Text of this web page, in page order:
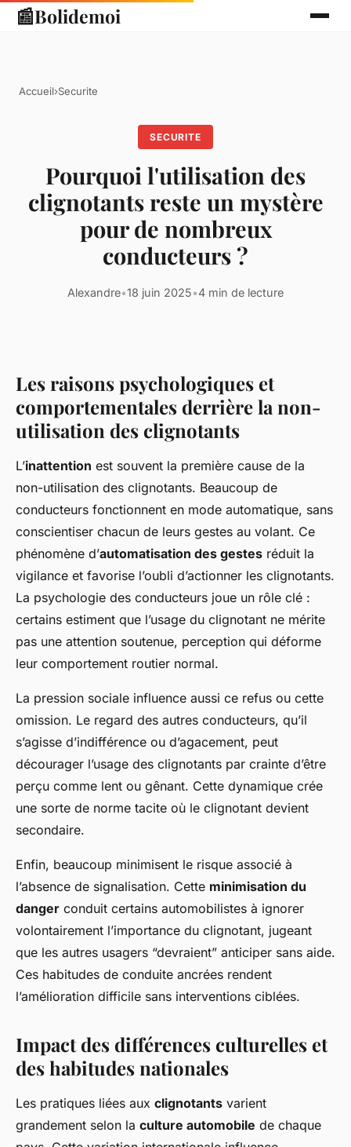
📰Bolidemoi
Accueil›Securite
SECURITE
Pourquoi l'utilisation des
clignotants reste un mystère
pour de nombreux
conducteurs ?
Alexandre•18 juin 2025•4 min de lecture
Les raisons psychologiques et
comportementales derrière la non-
utilisation des clignotants
L’inattention est souvent la première cause de la
non-utilisation des clignotants. Beaucoup de
conducteurs fonctionnent en mode automatique, sans
conscientiser chacun de leurs gestes au volant. Ce
phénomène d’automatisation des gestes réduit la
vigilance et favorise l’oubli d’actionner les clignotants.
La psychologie des conducteurs joue un rôle clé :
certains estiment que l’usage du clignotant ne mérite
pas une attention soutenue, perception qui déforme
leur comportement routier normal.
La pression sociale influence aussi ce refus ou cette
omission. Le regard des autres conducteurs, qu’il
s’agisse d’indifférence ou d’agacement, peut
décourager l’usage des clignotants par crainte d’être
perçu comme lent ou gênant. Cette dynamique crée
une sorte de norme tacite où le clignotant devient
secondaire.
Enfin, beaucoup minimisent le risque associé à
l’absence de signalisation. Cette minimisation du
danger conduit certains automobilistes à ignorer
volontairement l’importance du clignotant, jugeant
que les autres usagers “devraient” anticiper sans aide.
Ces habitudes de conduite ancrées rendent
l’amélioration difficile sans interventions ciblées.
Impact des différences culturelles et
des habitudes nationales
Les pratiques liées aux clignotants varient
grandement selon la culture automobile de chaque